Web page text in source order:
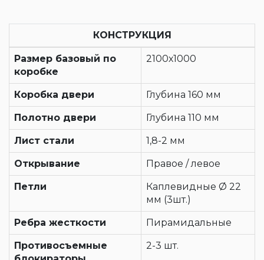
КОНСТРУКЦИЯ
Размер базовый по
коробке
2100х1000
Коробка двери Глубина 160 мм
Полотно двери Глубина 110 мм
Лист стали 1,8-2 мм
Открывание Правое / левое
Петли
Каплевидные Ø 22
мм (3шт.)
Ребра жесткости Пирамидальные
Противосъемные
2-3 шт.